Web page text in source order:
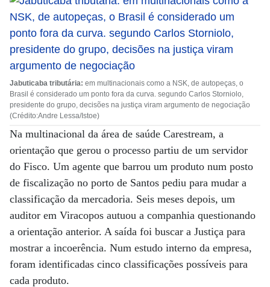
Jabuticaba tributária: em multinacionais como a NSK, de autopeças, o
Brasil é considerado um ponto fora da curva. segundo Carlos Storniolo,
presidente do grupo, decisões na justiça viram argumento de negociação
(Crédito:Andre Lessa/Istoe)
Na multinacional da área de saúde Carestream, a
orientação que gerou o processo partiu de um servidor
do Fisco. Um agente que barrou um produto num posto
de fiscalização no porto de Santos pediu para mudar a
classificação da mercadoria. Seis meses depois, um
auditor em Viracopos autuou a companhia questionando
a orientação anterior. A saída foi buscar a Justiça para
mostrar a incoerência. Num estudo interno da empresa,
foram identificadas cinco classificações possíveis para
cada produto.